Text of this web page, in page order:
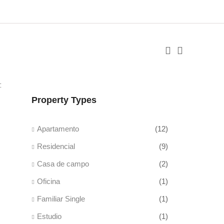
Property Types
Apartamento (12)
Residencial (9)
Casa de campo (2)
Oficina (1)
Familiar Single (1)
Estudio (1)